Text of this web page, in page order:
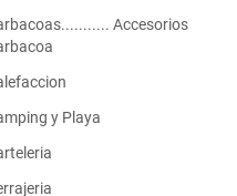
Accesorios
y Playa